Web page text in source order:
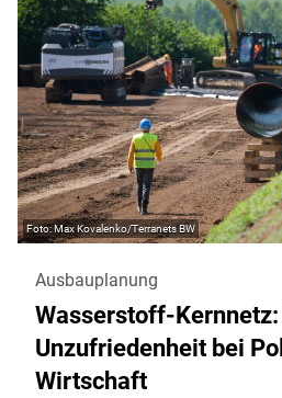
Max Kovalenko/Terranets BW
Ausbauplanung
Wasserstoff-
Unzufriedenheit bei
Wirtschaft